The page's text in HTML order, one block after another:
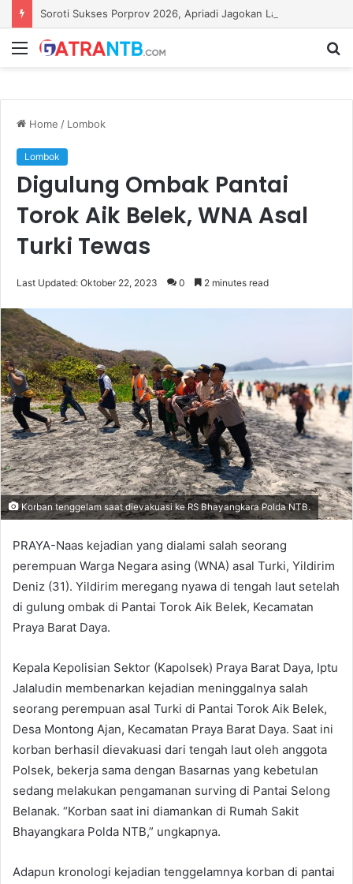
Menu
Home / Lombok
Lombok
Digulung Ombak Pantai
Torok Aik Belek, WNA Asal
Turki Tewas
Last Updated: Oktober 22, 2023 0 2 minutes read
Korban tenggelam saat dievakuasi ke RS Bhayangkara Polda NTB.
PRAYA-Naas kejadian yang dialami salah seorang
perempuan Warga Negara asing (WNA) asal Turki, Yildirim
Deniz (31). Yildirim meregang nyawa di tengah laut setelah
di gulung ombak di Pantai Torok Aik Belek, Kecamatan
Praya Barat Daya.
Kepala Kepolisian Sektor (Kapolsek) Praya Barat Daya, Iptu
Jalaludin membenarkan kejadian meninggalnya salah
seorang perempuan asal Turki di Pantai Torok Aik Belek,
Desa Montong Ajan, Kecamatan Praya Barat Daya. Saat ini
korban berhasil dievakuasi dari tengah laut oleh anggota
Polsek, bekerja sama dengan Basarnas yang kebetulan
sedang melakukan pengamanan surving di Pantai Selong
Belanak. “Korban saat ini diamankan di Rumah Sakit
Bhayangkara Polda NTB,” ungkapnya.
Adapun kronologi kejadian tenggelamnya korban di pantai